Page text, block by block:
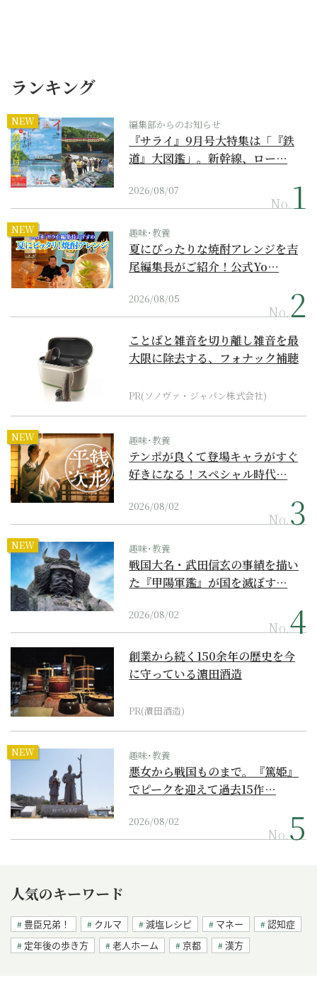
ランキング
NEW 編集部からのお知らせ
『サライ』9月号大特集は「『鉄
道』大図鑑」。新幹線、ロー…
2026/08/07
No.
NEW 趣味･教養
夏にぴったりな焼酎アレンジを吉
尾編集長がご紹介！公式Yo…
2026/08/05
No.
ことばと雑音を切り離し雑音を最
大限に除去する、フォナック補聴
PR(ソノヴァ・ジャパン株式会社)
NEW 趣味･教養
テンポが良くて登場キャラがすぐ
好きになる！スペシャル時代…
2026/08/02
No.
NEW 趣味･教養
戦国大名・武田信玄の事績を描い
た『甲陽軍鑑』が国を滅ぼす…
2026/08/02
No.
創業から続く150余年の歴史を今
に守っている濵田酒造
PR(濵田酒造)
NEW 趣味･教養
悪女から戦国ものまで。『篤姫』
でピークを迎えて過去15作…
2026/08/02
No.
人気のキーワード
豊臣兄弟！ クルマ 減塩レシピ マネー
認知症
定年後の歩き方
老人ホーム 京都 漢方